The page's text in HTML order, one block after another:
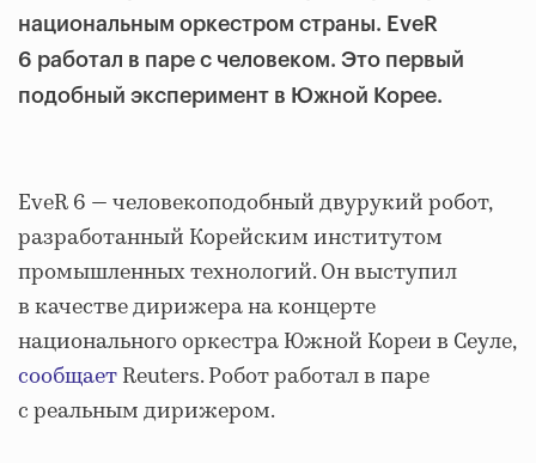
национальным оркестром страны. EveR
6 работал в паре с человеком. Это первый
подобный эксперимент в Южной Корее.
EveR 6 — человекоподобный двурукий робот,
разработанный Корейским институтом
промышленных технологий. Он выступил
в качестве дирижера на концерте
национального оркестра Южной Кореи в Сеуле,
сообщаетReuters. Робот работал в паре
с реальным дирижером.